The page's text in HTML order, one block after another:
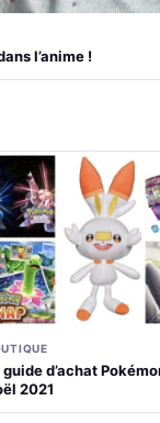
l’anime !
guide d’achat
2021